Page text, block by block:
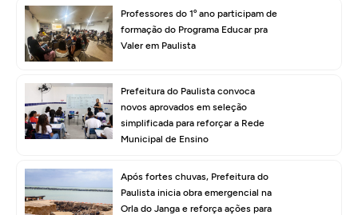
Professores do 1º ano participam de
formação do Programa Educar pra
Valer em Paulista
Prefeitura do Paulista convoca
novos aprovados em seleção
simplificada para reforçar a Rede
Municipal de Ensino
Após fortes chuvas, Prefeitura do
Paulista inicia obra emergencial na
Orla do Janga e reforça ações para